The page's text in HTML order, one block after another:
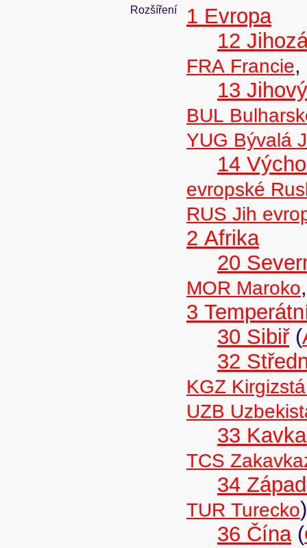
Rozšíření
1 Evropa
12
FRA Francie,
13
BUL
YUG Bývalá
14
evropské
RUS Jih
2 Afrika
20
MOR Maroko
3
30 Sibiř(
32
KGZ
UZB
33
TCS
34
TUR Turecko)
36 Čína(